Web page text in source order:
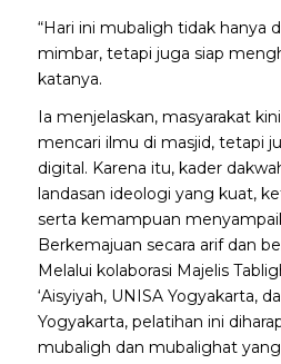
“Hari ini mubaligh tidak hanya
mimbar, tetapi juga siap
katanya.
Ia menjelaskan, masyarakat
mencari ilmu di masjid, tetapi
digital. Karena itu, kader
landasan ideologi yang kuat,
serta kemampuan
Berkemajuan secara arif dan
Melalui kolaborasi Majelis
‘Aisyiyah, UNISA Yogyakarta,
Yogyakarta, pelatihan ini
mubaligh dan mubalighat